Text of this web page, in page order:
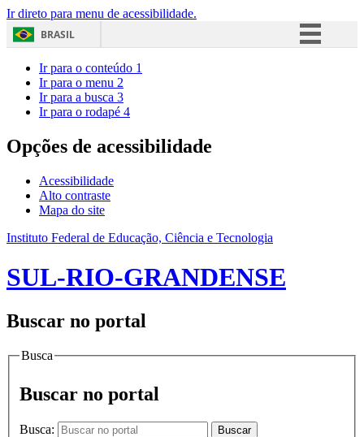
Ir direto para menu de acessibilidade.
BRASIL
Acesso à informação
Ir para o conteúdo 1
Ir para o menu 2
Ir para a busca 3
Ir para o rodapé 4
Opções de acessibilidade
Acessibilidade
Alto contraste
Mapa do site
Instituto Federal de Educação, Ciência e Tecnologia
SUL-RIO-GRANDENSE
Buscar no portal
Busca
Buscar no portal
Busca: Buscar